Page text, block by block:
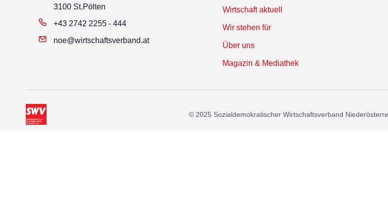
3100 St.Pölten
+43 2742 2255 - 444
noe@wirtschaftsverband.at
Wirtschaft aktuell
Wir stehen für
Über uns
Magazin & Mediathek
© 2025 Sozialdemokratischer Wirtschaftsverband